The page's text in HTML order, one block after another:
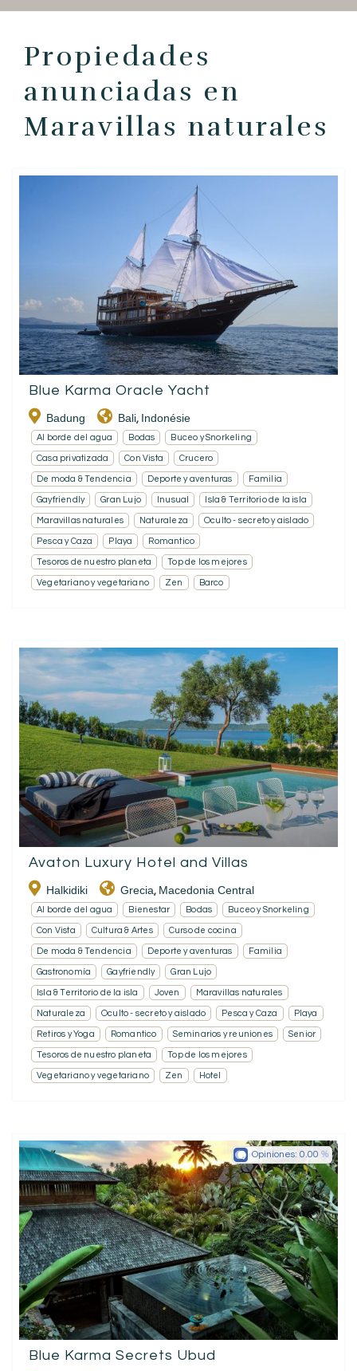
Propiedades
anunciadas en
Maravillas naturales
Blue Karma Oracle Yacht
Badung Bali, Indonésie
Al borde del agua Bodas Buceo y Snorkeling
Casa privatizada Con Vista Crucero
De moda & Tendencia Deporte y aventuras Familia
Gayfriendly Gran Lujo Inusual Isla & Territorio de la isla
Maravillas naturales Naturaleza Oculto - secreto y aislado
Pesca y Caza Playa Romantico
Tesoros de nuestro planeta Top de los mejores
Vegetariano y vegetariano Zen Barco
Avaton Luxury Hotel and Villas
Halkidiki Grecia, Macedonia Central
Al borde del agua Bienestar Bodas Buceo y Snorkeling
Con Vista Cultura & Artes Curso de cocina
De moda & Tendencia Deporte y aventuras Familia
Gastronomía Gayfriendly Gran Lujo
Isla & Territorio de la isla Joven Maravillas naturales
Naturaleza Oculto - secreto y aislado Pesca y Caza Playa
Retiros y Yoga Romantico Seminarios y reuniones Senior
Tesoros de nuestro planeta Top de los mejores
Vegetariano y vegetariano Zen Hotel
Blue Karma Secrets Ubud
Opiniones: 0.00